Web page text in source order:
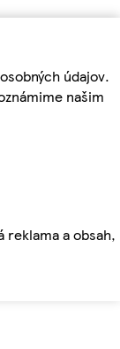
údajov.
našim
a obsah,